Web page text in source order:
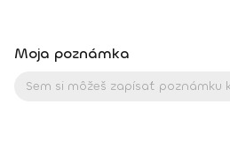
Moja poznámka